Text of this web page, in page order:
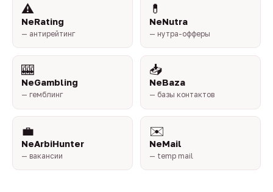
⚠️
NeRating
— антирейтинг
💊
NeNutra
— нутра-офферы
🎰
NeGambling
— гемблинг
📥
NeBaza
— базы контактов
💼
NeArbiHunter
— вакансии
✉️
NeMail
— temp mail